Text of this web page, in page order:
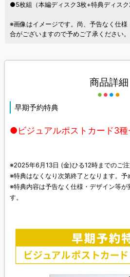
●5枚組（本編ディスク3枚+特典ディスク
※画像はイメージです。尚、予告なく仕
合がございますので予めご了承ください。
商品詳細
早期予約特典
●ビジュアルポストカード3種
※2025年6月13日 (金)ひる12時までのご注
※特典はなくなり次第終了となります。予
※特典内容は予告なく仕様・デザイン等が
す。